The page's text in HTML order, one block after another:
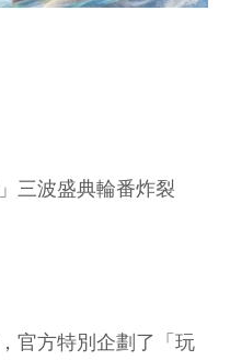
三波盛典輪番炸裂
官方特別企劃了「玩